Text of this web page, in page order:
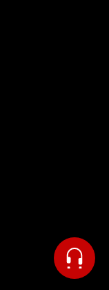
minh
thông minh
nút điều khiển
bất kể dụng cụ
chỉ hiển thị